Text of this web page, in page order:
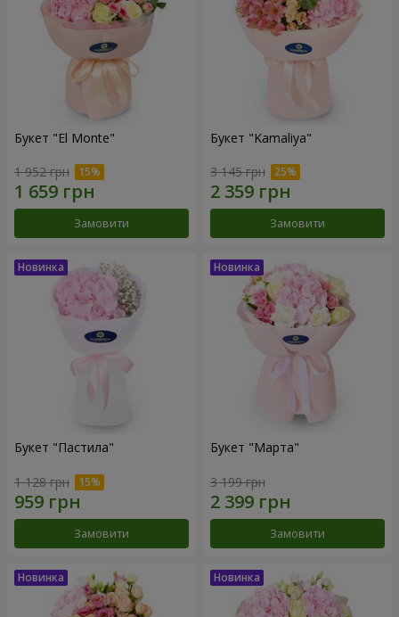
Букет "El Monte"
1 952 грн
Замовити
Букет "Kamaliya"
3 145 грн
Замовити
Букет "Пастила"
1 128 грн
Замовити
Букет "Марта"
3 199 грн
Замовити